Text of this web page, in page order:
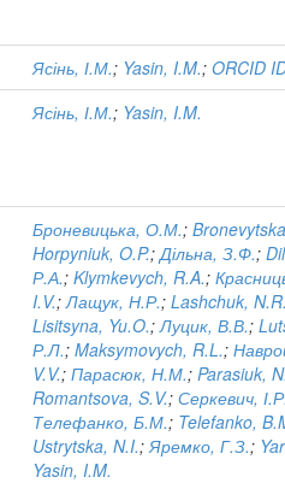
Ясінь, І.М.; Yasin, I.M.; ORCID
Ясінь, І.М.; Yasin, I.M.
Броневицька, О.М.;
Horpyniuk, O.P.;Дільна, З.Ф.;
Р.А.; Klymkevych, R.A.;
I.V.;Лащук, Н.Р.; Lashchuk, N.R.
Lisitsyna, Yu.O.;Луцик, В.В.;
Р.Л.; Maksymovych, R.L.;
V.V.; Парасюк, Н.М.; Parasiuk,
Romantsova, S.V.; Серкевич, І.Р.
Телефанко, Б.М.; Telefanko,
Ustrytska, N.I.;Яремко, Г.З.;
Yasin, I.M.